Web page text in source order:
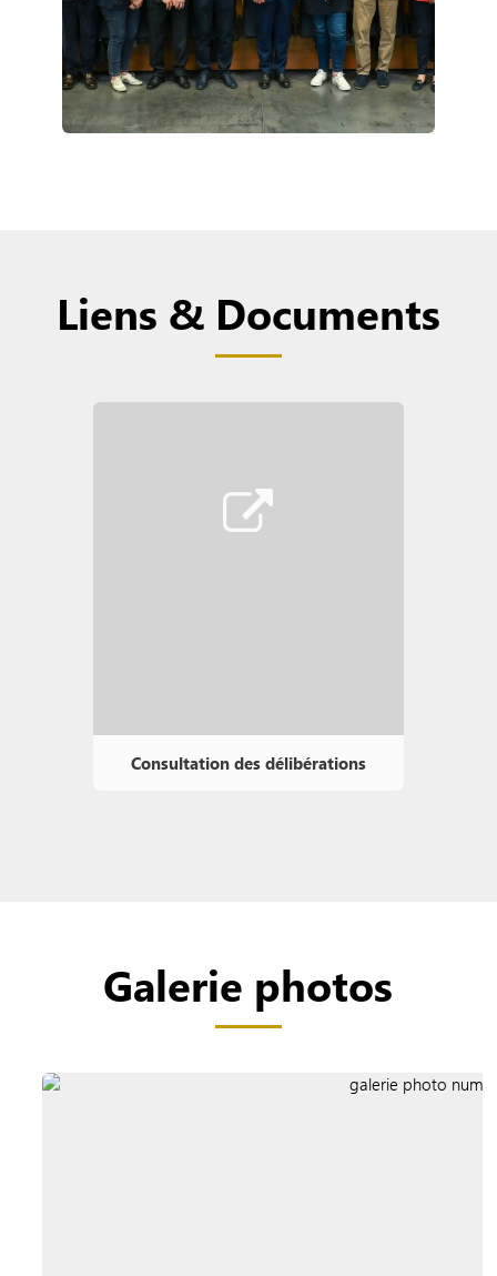
Liens & Documents
Consultation des délibérations
Galerie photos